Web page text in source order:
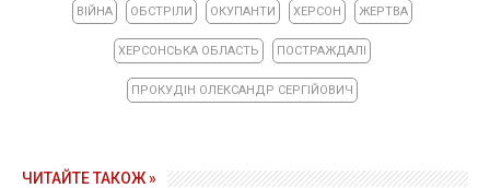
ВІЙНА ОБСТРІЛИ ОКУПАНТИ ХЕРСОН ЖЕРТВА
ХЕРСОНСЬКА ОБЛАСТЬ ПОСТРАЖДАЛІ
ПРОКУДІН ОЛЕКСАНДР СЕРГІЙОВИЧ
ЧИТАЙТЕ ТАКОЖ »